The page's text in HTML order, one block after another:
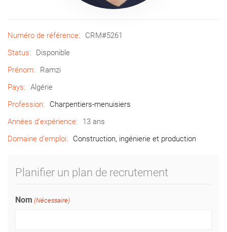
Numéro de référence:
CRM#5261
Status:
Disponible
Prénom:
Ramzi
Pays:
Algérie
Profession:
Charpentiers-menuisiers
Années d’expérience:
13 ans
Domaine d’emploi:
Construction, ingénierie et production
Planifier un plan de recrutement
Nom (Nécessaire)